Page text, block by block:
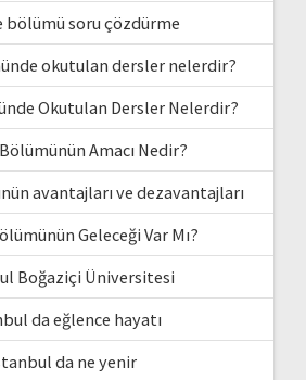
bölümü soru çözdürme
okutulan dersler nelerdir?
Okutulan Dersler Nelerdir?
Amacı Nedir?
avantajları ve dezavantajları
Geleceği Var Mı?
Boğaziçi Üniversitesi
da eğlence hayatı
da ne yenir